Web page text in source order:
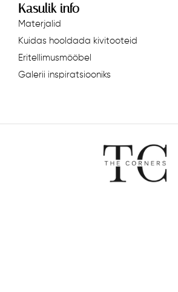
Kasulik info
Materjalid
Kuidas hooldada kivitooteid
Eritellimusmööbel
Galerii inspiratsiooniks